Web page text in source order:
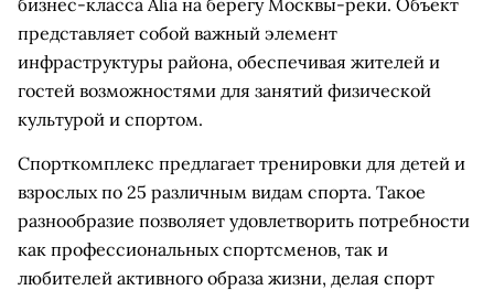
бизнес-класса Ália на берегу Москвы-реки. Объект
представляет собой важный элемент
инфраструктуры района, обеспечивая жителей и
гостей возможностями для занятий физической
культурой и спортом.
Спорткомплекс предлагает тренировки для детей и
взрослых по 25 различным видам спорта. Такое
разнообразие позволяет удовлетворить потребности
как профессиональных спортсменов, так и
любителей активного образа жизни, делая спорт